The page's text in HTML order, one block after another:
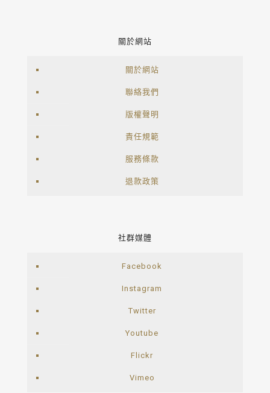
關於網站
關於網站
聯絡我們
版權聲明
責任規範
服務條款
退款政策
社群媒體
Facebook
Instagram
Twitter
Youtube
Flickr
Vimeo